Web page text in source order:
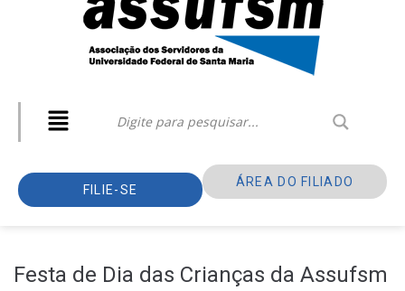
FILIE-SE
ÁREA DO FILIADO
Festa de Dia das Crianças da Assufsm